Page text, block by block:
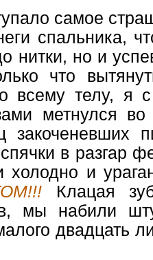
самое
спальника,
нитки, но и
что
всему телу, я
метнулся
закоченевших
в разгар
холодно и
Клацая
мы набили
двадцать